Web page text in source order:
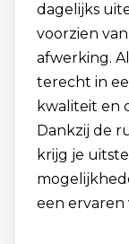
dagelijks
voorzien
afwerking.
terecht in
kwaliteit en
Dankzij de
krijg je
een ervaren